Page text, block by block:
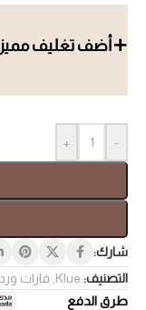
أضف تغليف مميز
-
+
شارك:
التصنيف: Klue فازات ورد
طرق الدفع